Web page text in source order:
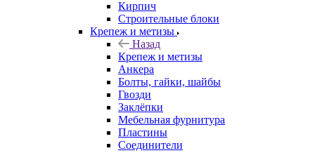
Кирпич
Строительные блоки
Крепеж и метизы
Назад
Крепеж и метизы
Анкера
Болты, гайки, шайбы
Гвозди
Заклёпки
Мебельная фурнитура
Пластины
Соединители